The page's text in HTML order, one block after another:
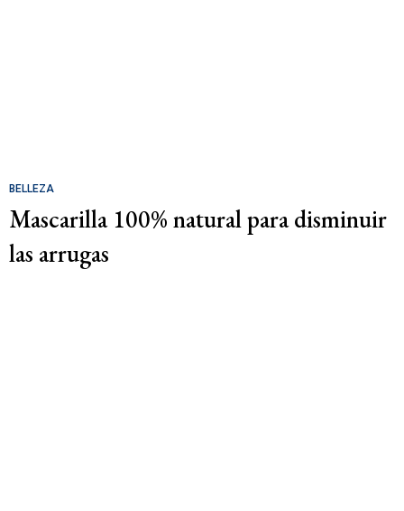
BELLEZA
Mascarilla 100% natural para disminuir
las arrugas